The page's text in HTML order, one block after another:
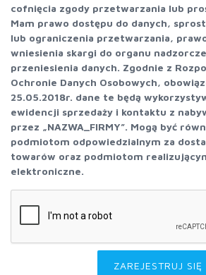
cofnięcia zgody przetwarzania lub
Mam prawo dostępu do danych,
lub ograniczenia przetwarzania,
wniesienia skargi do organu
przeniesienia danych. Zgodnie z
Ochronie Danych Osobowych,
25.05.2018r. dane te będą
ewidencji sprzedaży i kontaktu z
przez „NAZWA_FIRMY”. Mogą być
podmiotom odpowiedzialnym za
towarów oraz podmiotom
elektroniczne.
ZAREJESTRUJ SIĘ